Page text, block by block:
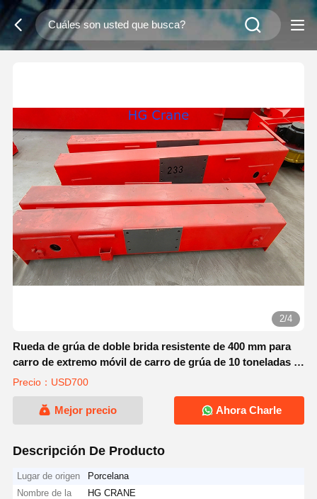
3/4
Rueda de grúa de doble brida resistente de 400 mm para
carro de extremo móvil de carro de grúa de 10 toneladas y
1-3 m de luz
Precio：USD700
Mejor precio Ahora Charle
Descripción De Producto
Lugar de origen
Porcelana
Nombre de la
HG CRANE